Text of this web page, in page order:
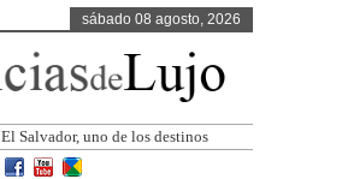
sábado 08 agosto, 2026
El Salvador, uno de los destinos con
mayor proyección de Centroaméri